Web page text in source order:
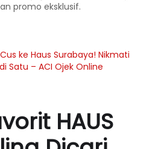
promo eksklusif.
ke Haus Surabaya! Nikmati
Satu – ACI Ojek Online
HAUS